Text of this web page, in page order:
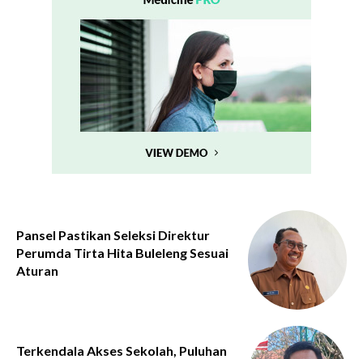
Pansel Pastikan Seleksi Direktur
Perumda Tirta Hita Buleleng Sesuai
Aturan
Terkendala Akses Sekolah, Puluhan